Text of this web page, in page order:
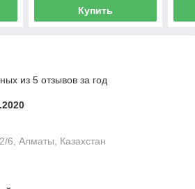
Купить
из 5 отзывов за год
6, Алматы, Казахстан